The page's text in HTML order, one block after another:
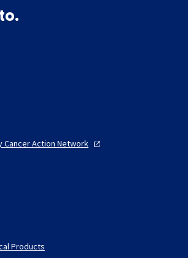
Cancer Action Network
Products